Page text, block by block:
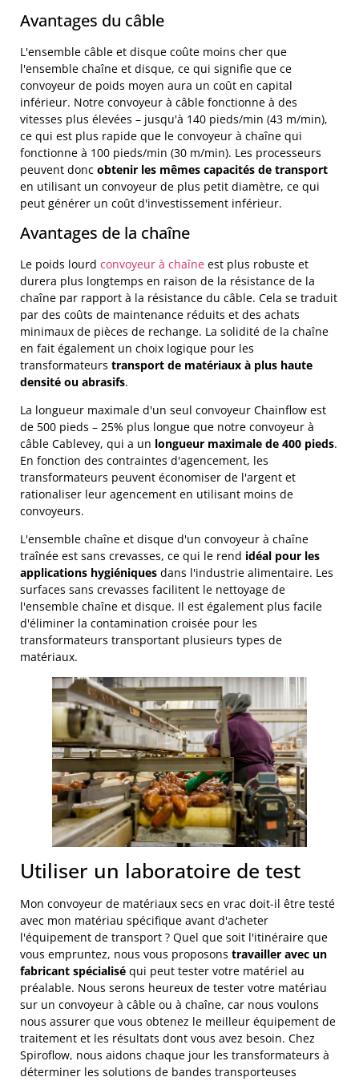
Avantages du câble
L'ensemble câble et disque coûte moins cher que
l'ensemble chaîne et disque, ce qui signifie que ce
convoyeur de poids moyen aura un coût en capital
inférieur. Notre convoyeur à câble fonctionne à des
vitesses plus élevées – jusqu'à 140 pieds/min (43 m/min),
ce qui est plus rapide que le convoyeur à chaîne qui
fonctionne à 100 pieds/min (30 m/min). Les processeurs
peuvent donc obtenir les mêmes capacités de transport
en utilisant un convoyeur de plus petit diamètre, ce qui
peut générer un coût d'investissement inférieur.
Avantages de la chaîne
Le poids lourd convoyeur à chaîne est plus robuste et
durera plus longtemps en raison de la résistance de la
chaîne par rapport à la résistance du câble. Cela se traduit
par des coûts de maintenance réduits et des achats
minimaux de pièces de rechange. La solidité de la chaîne
en fait également un choix logique pour les
transformateurs transport de matériaux à plus haute
densité ou abrasifs.
La longueur maximale d'un seul convoyeur Chainflow est
de 500 pieds – 25% plus longue que notre convoyeur à
câble Cablevey, qui a un longueur maximale de 400 pieds.
En fonction des contraintes d'agencement, les
transformateurs peuvent économiser de l'argent et
rationaliser leur agencement en utilisant moins de
convoyeurs.
L'ensemble chaîne et disque d'un convoyeur à chaîne
traînée est sans crevasses, ce qui le rend idéal pour les
applications hygiéniques dans l'industrie alimentaire. Les
surfaces sans crevasses facilitent le nettoyage de
l'ensemble chaîne et disque. Il est également plus facile
d'éliminer la contamination croisée pour les
transformateurs transportant plusieurs types de
matériaux.
Utiliser un laboratoire de test
Mon convoyeur de matériaux secs en vrac doit-il être testé
avec mon matériau spécifique avant d'acheter
l'équipement de transport ? Quel que soit l'itinéraire que
vous empruntez, nous vous proposons travailler avec un
fabricant spécialisé qui peut tester votre matériel au
préalable. Nous serons heureux de tester votre matériau
sur un convoyeur à câble ou à chaîne, car nous voulons
nous assurer que vous obtenez le meilleur équipement de
traitement et les résultats dont vous avez besoin. Chez
Spiroflow, nous aidons chaque jour les transformateurs à
déterminer les solutions de bandes transporteuses